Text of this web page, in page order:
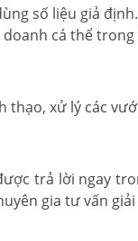
số liệu giả
cá thể
xử lý các
trả lời ngay
gia tư vấn